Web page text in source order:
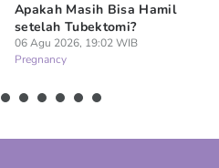
Apakah Masih Bisa Hamil
setelah Tubektomi?
06 Agu 2026, 19:02 WIB
Pregnancy